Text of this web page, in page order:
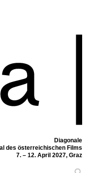
Diagonale
des österreichischen Films
7. – 12. April 2027, Graz